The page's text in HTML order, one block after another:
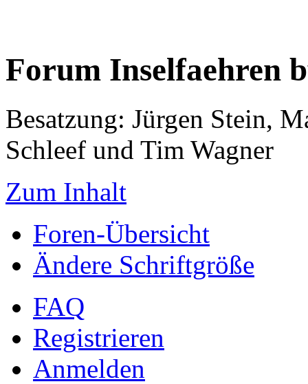
Forum Inselfaehren
Besatzung: Jürgen Stein,
Schleef und Tim Wagner
Zum Inhalt
Foren-Übersicht
Ändere Schriftgröße
FAQ
Registrieren
Anmelden